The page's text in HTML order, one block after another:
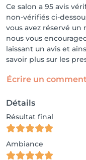
Ce salon a 95 avis
non-vérifiés ci-
vous avez réservé un
nous vous
laissant un avis et
savoir plus sur les
Écrire un
Détails
Résultat final
Ambiance